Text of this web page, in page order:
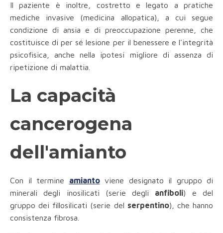
Il paziente è inoltre, costretto e legato a pratiche
mediche invasive (medicina allopatica), a cui segue
condizione di ansia e di preoccupazione perenne, che
costituisce di per sé lesione per il benessere e l'integrità
psicofisica, anche nella ipotesi migliore di assenza di
ripetizione di malattia.
La capacità
cancerogena
dell'amianto
Con il termine amiantoviene designato il gruppo di
minerali degli inosilicati (serie degli anfiboli) e del
gruppo dei fillosilicati (serie del serpentino), che hanno
consistenza fibrosa.